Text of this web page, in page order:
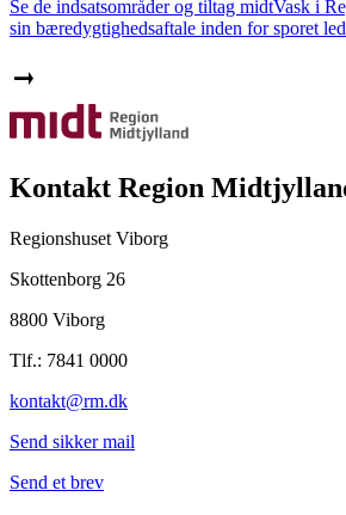
Se de indsatsområder og tiltag midtVask i
sin bæredygtighedsaftale inden for sporet
Kontakt Region
Regionshuset Viborg
Skottenborg 26
8800 Viborg
Tlf.: 7841 0000
kontakt@rm.dk
Send sikker mail
Send et brev